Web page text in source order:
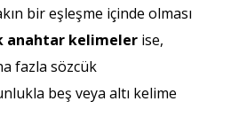
bir eşleşme içinde olması
anahtar kelimelerise,
fazla sözcük
beş veya altı kelime